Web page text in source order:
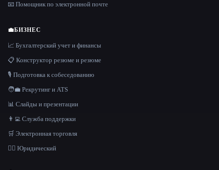
📧 Помощник по электронной почте
💼БИЗНЕС
📈 Бухгалтерский учет и финансы
📋 Конструктор резюме и резюме
🎙️ Подготовка к собеседованию
🧑‍💼 Рекрутинг и ATS
📊 Слайды и презентации
👨‍💻 Служба поддержки
🛒 Электронная торговля
👩‍⚖️ Юридический